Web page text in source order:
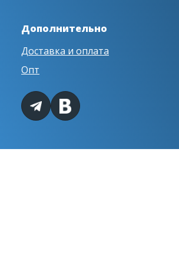
Дополнительно
Доставка и оплата
Опт